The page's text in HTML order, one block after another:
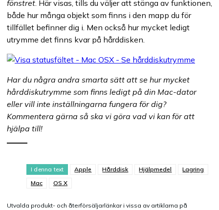
fönstret . Här visas, tills du väljer att stänga av funktionen,
både hur många objekt som finns i den mapp du för
tillfället befinner dig i. Men också hur mycket ledigt
utrymme det finns kvar på hårddisken.
Har du några andra smarta sätt att se hur mycket
hårddiskutrymme som finns ledigt på din Mac-dator
eller vill inte inställningarna fungera för dig?
Kommentera gärna så ska vi göra vad vi kan för att
hjälpa till!
I denna text Apple Hårddisk Hjälpmedel
Lagring
Mac
OS X
Utvalda produkt- och återförsäljarlänkar i vissa av artiklarna på